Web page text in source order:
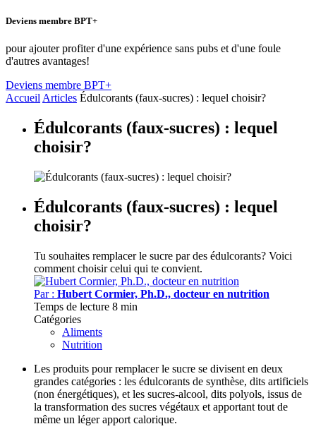
Deviens membre BPT+
pour ajouter profiter d'une expérience sans pubs et d'une foule
d'autres avantages!
Deviens membre BPT+
Accueil Articles Édulcorants (faux-sucres) : lequel choisir?
Édulcorants (faux-sucres) : lequel
choisir?
Édulcorants (faux-sucres) : lequel
choisir?
Tu souhaites remplacer le sucre par des édulcorants? Voici
comment choisir celui qui te convient.
Par : Hubert Cormier, Ph.D., docteur en nutrition
Temps de lecture 8 min
Catégories
Aliments
Nutrition
Les produits pour remplacer le sucre se divisent en deux
grandes catégories : les édulcorants de synthèse, dits artificiels
(non énergétiques), et les sucres-alcool, dits polyols, issus de
la transformation des sucres végétaux et apportant tout de
même un léger apport calorique.